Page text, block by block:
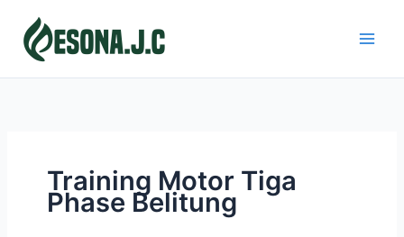
content
Training Motor Tiga
Phase Belitung